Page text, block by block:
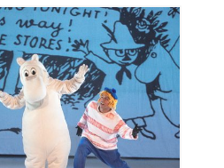
osana
-
Kolmestatoista
sijaitsee Helsingissä, ja
tarjoaa niistä yleisölle
näyttävimmän
Finlandia-talon
mukaan Helsingillä